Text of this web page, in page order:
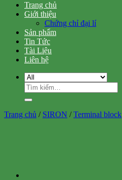
Trang chủ
Giới thiệu
Chứng chỉ đại lí
Sản phẩm
Tin Tức
Tài Liệu
Liên hệ
Tìm
kiếm:
Trang chủ / SIRON / Terminal block